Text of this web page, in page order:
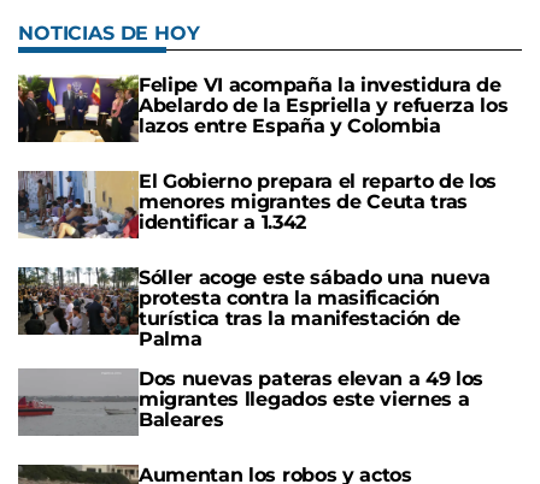
NOTICIAS DE HOY
Felipe VI acompaña la investidura de
Abelardo de la Espriella y refuerza los
lazos entre España y Colombia
El Gobierno prepara el reparto de los
menores migrantes de Ceuta tras
identificar a 1.342
Sóller acoge este sábado una nueva
protesta contra la masificación
turística tras la manifestación de
Palma
Dos nuevas pateras elevan a 49 los
migrantes llegados este viernes a
Baleares
Aumentan los robos y actos